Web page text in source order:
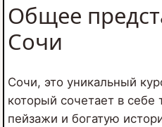
Общее
Сочи
Сочи, это уникальный
который сочетает в
пейзажи и богатую